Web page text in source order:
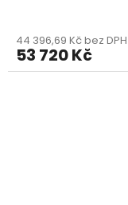
44 396,69 Kč bez DPH
53 720 Kč